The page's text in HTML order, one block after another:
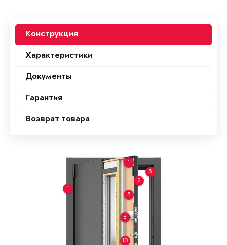
Конструкция
Характеристики
Документы
Гарантия
Возврат товара
1
2
5
6
8
10
11